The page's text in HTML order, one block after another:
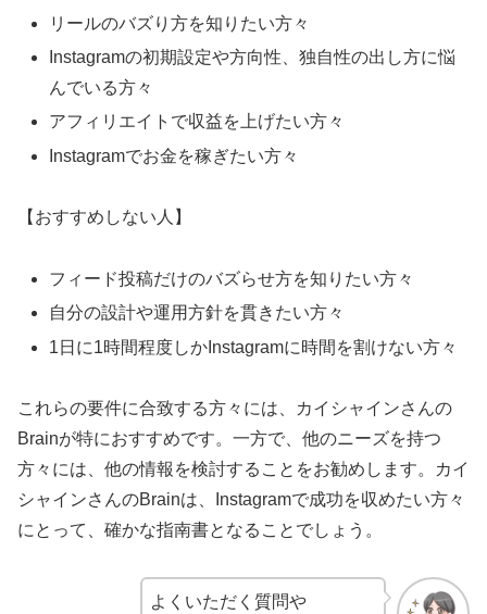
リールのバズり方を知りたい方々
Instagramの初期設定や方向性、独自性の出し方に悩
んでいる方々
アフィリエイトで収益を上げたい方々
Instagramでお金を稼ぎたい方々
【おすすめしない人】
フィード投稿だけのバズらせ方を知りたい方々
自分の設計や運用方針を貫きたい方々
1日に1時間程度しかInstagramに時間を割けない方々
これらの要件に合致する方々には、カイシャインさんの
Brainが特におすすめです。一方で、他のニーズを持つ
方々には、他の情報を検討することをお勧めします。カイ
シャインさんのBrainは、Instagramで成功を収めたい方々
にとって、確かな指南書となることでしょう。
よくいただく質問や